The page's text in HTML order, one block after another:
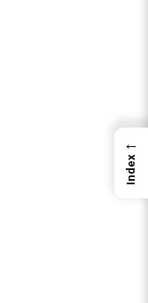
←
Index